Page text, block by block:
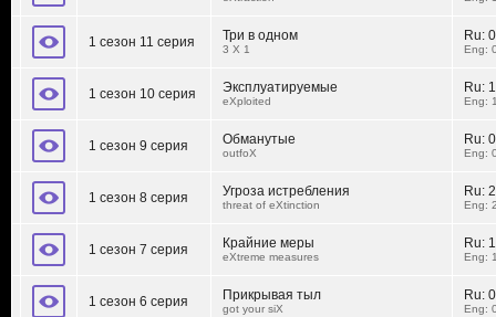
1 сезон 11 серия Три в одном
3 X 1
Ru:
Eng:
1 сезон 10 серия Эксплуатируемые
eXploited
Ru:
Eng:
1 сезон 9 серия Обманутые
outfoX
Ru:
Eng:
1 сезон 8 серия Угроза истребления
threat of eXtinction
Ru:
Eng:
1 сезон 7 серия Крайние меры
eXtreme measures
Ru:
Eng:
1 сезон 6 серия Прикрывая тыл
got your siX
Ru:
Eng: